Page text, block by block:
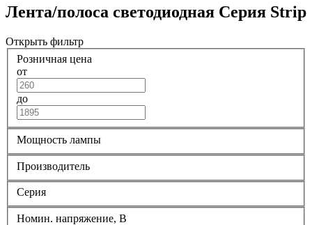
Лента/полоса светодиодная Серия Strip
Открыть фильтр
Розничная цена
от
до
Мощность лампы
Производитель
Серия
Номин. напряжение, В